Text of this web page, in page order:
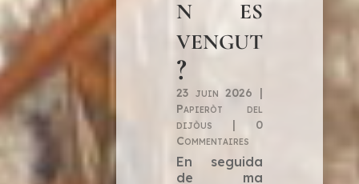
n es
vengut
?
23 juin 2026 |
Papieròt del
dijòus | 0
Commentaires
En seguida
de ma